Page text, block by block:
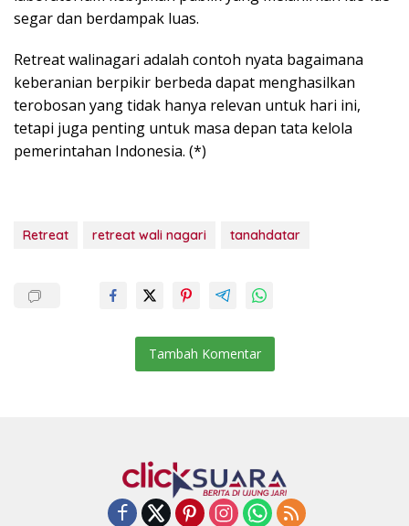
segar dan berdampak luas.
Retreat walinagari adalah contoh nyata bagaimana
keberanian berpikir berbeda dapat menghasilkan
terobosan yang tidak hanya relevan untuk hari ini,
tetapi juga penting untuk masa depan tata kelola
pemerintahan Indonesia. (*)
Retreat retreat wali nagari tanahdatar
Tambah Komentar